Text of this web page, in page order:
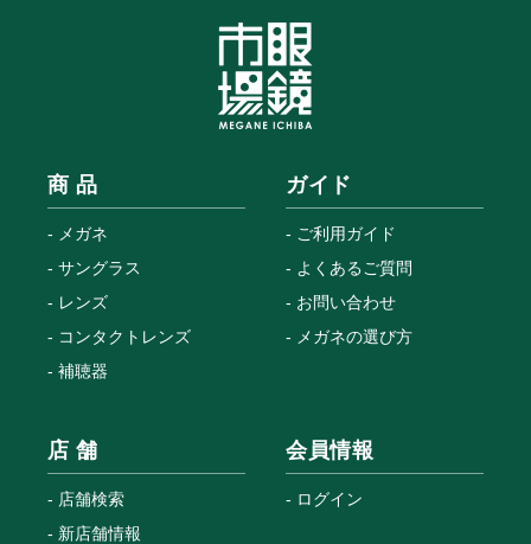
商 品
メガネ
サングラス
レンズ
コンタクトレンズ
補聴器
ガイド
ご利用ガイド
よくあるご質問
お問い合わせ
メガネの選び方
店 舗
店舗検索
新店舗情報
会員情報
ログイン